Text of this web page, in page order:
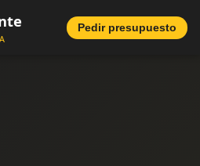
Pedir presupuesto